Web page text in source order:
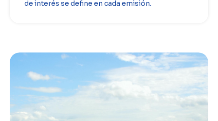
de interés se define en cada emisión.